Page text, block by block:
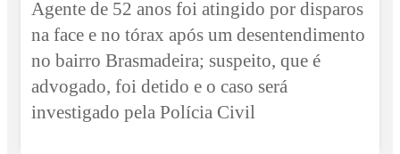
Agente de 52 anos foi atingido por disparos
na face e no tórax após um desentendimento
no bairro Brasmadeira; suspeito, que é
advogado, foi detido e o caso será
investigado pela Polícia Civil